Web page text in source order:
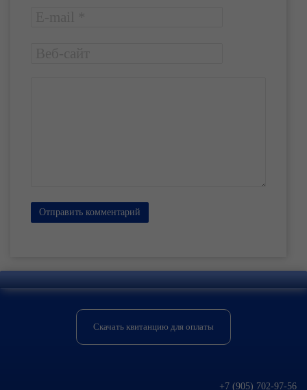
Отправить комментарий
Скачать квитанцию для оплаты
+7 (905) 702-97-56